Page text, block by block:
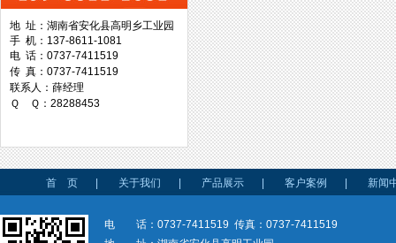
台湾协威机械
台湾万事达切削科技
地 址：湖南省安化县高明乡工业园
手 机：137-8611-1081
电 话：0737-7411519
传 真：0737-7411519
联系人：薛经理
Ｑ Ｑ：28288453
首 页 关于我们 产品展示 客户案例 新闻
电 话：0737-7411519 传真：0737-7411519